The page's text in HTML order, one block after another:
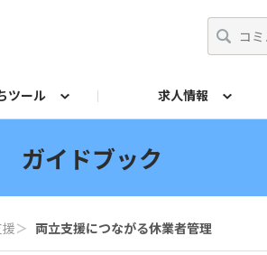
ツール 求人情報
ガイドブック
＞ 両立支援につながる休業者管理